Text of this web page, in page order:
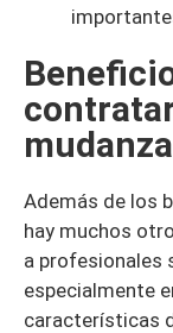
Además de los
hay muchos
a profesionales
especialmente
características